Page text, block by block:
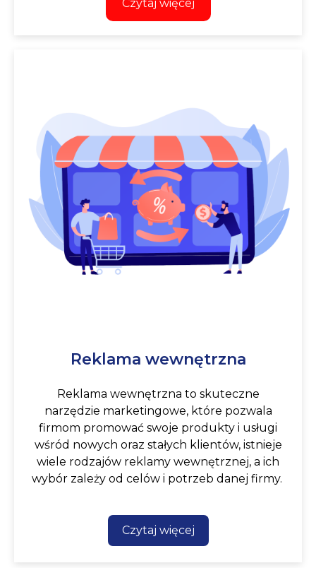
Czytaj więcej
Reklama wewnętrzna
Reklama wewnętrzna to skuteczne
narzędzie marketingowe, które pozwala
firmom promować swoje produkty i usługi
wśród nowych oraz stałych klientów, istnieje
wiele rodzajów reklamy wewnętrznej, a ich
wybór zależy od celów i potrzeb danej firmy.
Czytaj więcej